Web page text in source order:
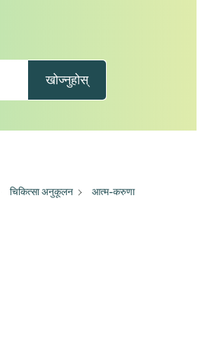
खोज्नुहोस्
चिकित्सा अनुकूलन आत्म-करुणा